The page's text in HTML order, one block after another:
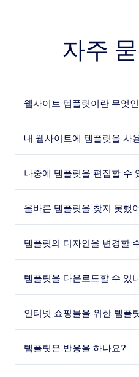
자주
웹사이트 템플릿이란 무엇
내 웹사이트에 템플릿을 사
나중에 템플릿을 편집할 수
올바른 템플릿을 찾지 못했
템플릿의 디자인을 변경할
템플릿을 다운로드할 수 있
인터넷 쇼핑몰을 위한 템플
템플릿은 반응을 하나요?